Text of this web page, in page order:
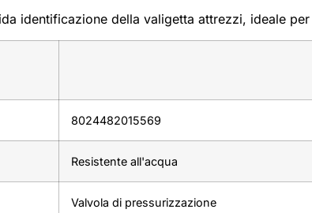
identificazione della valigetta attrezzi, ideale
8024482015569
Resistente all'acqua
Valvola di pressurizzazione